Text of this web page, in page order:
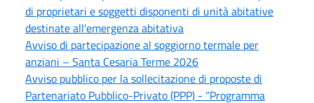
di proprietari e soggetti disponenti di unità abitative
destinate all'emergenza abitativa
Avviso di partecipazione al soggiorno termale per
anziani – Santa Cesaria Terme 2026
Avviso pubblico per la sollecitazione di proposte di
Partenariato Pubblico-Privato (PPP) - “Programma